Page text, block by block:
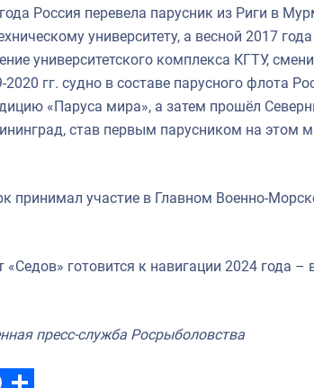
Россия перевела парусник из Риги в
университету, а весной 2017
университетского комплекса КГТУ,
гг. судно в составе парусного флота
«Паруса мира», а затем прошёл
став первым парусником на этом
принимал участие в Главном Военно-
готовится к навигации 2024 года –
пресс-служба Росрыболовства